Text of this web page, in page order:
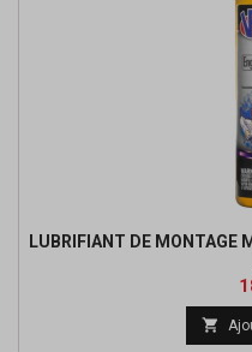
LUBRIFIANT DE MONTAGE
